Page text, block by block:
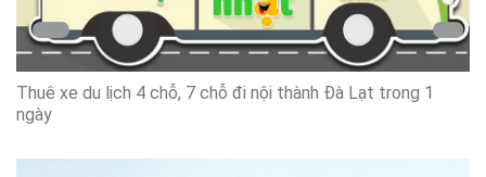
Thuê xe du lịch 4 chỗ, 7 chỗ đi nội thành Đà Lạt trong 1
ngày